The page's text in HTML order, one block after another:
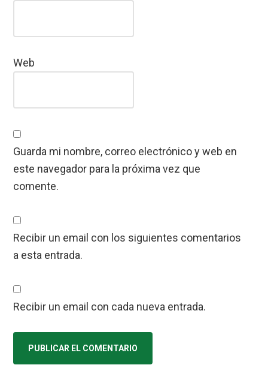
Web
Guarda mi nombre, correo electrónico y web en
este navegador para la próxima vez que
comente.
Recibir un email con los siguientes comentarios
a esta entrada.
Recibir un email con cada nueva entrada.